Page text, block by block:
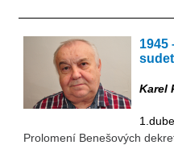
1945
Karel
Prolomení Benešových